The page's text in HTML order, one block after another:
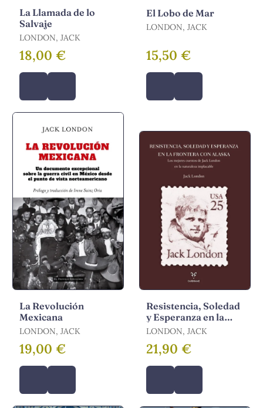
La Llamada de lo
Salvaje
LONDON, JACK
18,00 €
El Lobo de Mar
LONDON, JACK
15,50 €
La Revolución
Mexicana
LONDON, JACK
19,00 €
Resistencia, Soledad
y Esperanza en la
Frontera con Alaska
LONDON, JACK
21,90 €